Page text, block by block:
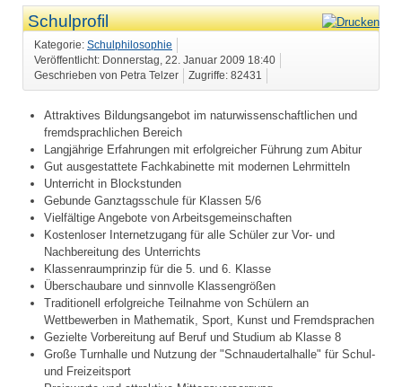
Schulprofil
Kategorie: Schulphilosophie
Veröffentlicht: Donnerstag, 22. Januar 2009 18:40
Geschrieben von Petra Telzer
Zugriffe: 82431
Attraktives Bildungsangebot im naturwissenschaftlichen und
fremdsprachlichen Bereich
Langjährige Erfahrungen mit erfolgreicher Führung zum Abitur
Gut ausgestattete Fachkabinette mit modernen Lehrmitteln
Unterricht in Blockstunden
Gebunde Ganztagsschule für Klassen 5/6
Vielfältige Angebote von Arbeitsgemeinschaften
Kostenloser Internetzugang für alle Schüler zur Vor- und
Nachbereitung des Unterrichts
Klassenraumprinzip für die 5. und 6. Klasse
Überschaubare und sinnvolle Klassengrößen
Traditionell erfolgreiche Teilnahme von Schülern an
Wettbewerben in Mathematik, Sport, Kunst und Fremdsprachen
Gezielte Vorbereitung auf Beruf und Studium ab Klasse 8
Große Turnhalle und Nutzung der "Schnaudertalhalle" für Schul-
und Freizeitsport